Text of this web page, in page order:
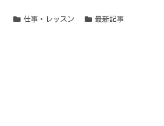
仕事・レッスン 最新記事